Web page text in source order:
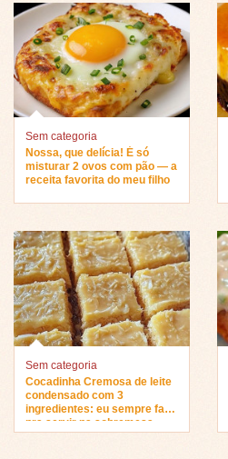
Sem categoria
Nossa, que delícia! É só
misturar 2 ovos com pão — a
receita favorita do meu filho
Sem categoria
Cocadinha Cremosa de leite
condensado com 3
ingredientes: eu sempre faço
pra servir na sobremesa…